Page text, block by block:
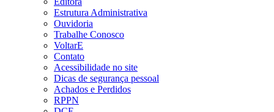
Estrutura Administrativa
Ouvidoria
Trabalhe Conosco
VoltarE
Contato
Acessibilidade no site
Dicas de segurança pessoal
Achados e Perdidos
RPPN